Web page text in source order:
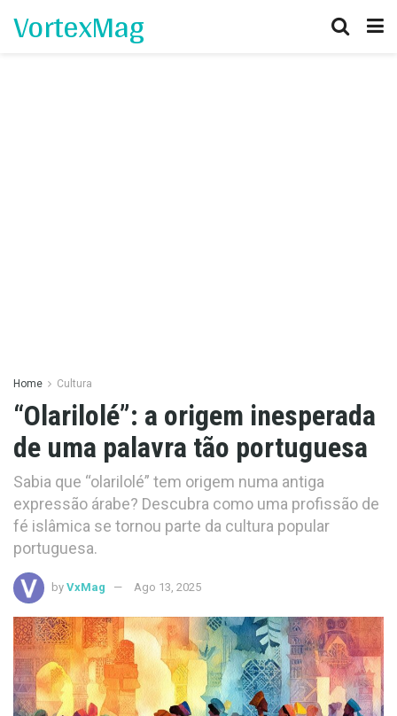
VortexMag
Home Cultura
“Olarilolé”: a origem inesperada
de uma palavra tão portuguesa
Sabia que “olarilolé” tem origem numa antiga
expressão árabe? Descubra como uma profissão de
fé islâmica se tornou parte da cultura popular
portuguesa.
by VxMag Ago 13, 2025